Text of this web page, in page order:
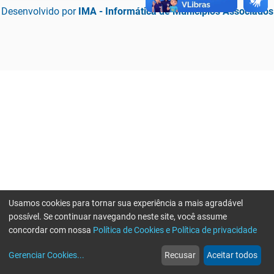
Desenvolvido por IMA - Informática de Municípios Associados
web
Notícias
more_horiz
Mais
Usamos cookies para tornar sua experiência a mais agradável
possível. Se continuar navegando neste site, você assume
concordar com nossa Política de Cookies e Política de privacidade
Gerenciar Cookies... Recusar Aceitar todos
Erro ao enviar informações, por favor tente novamente